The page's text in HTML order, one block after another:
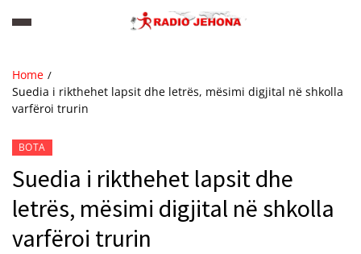
Home
Suedia i rikthehet lapsit dhe letrës, mësimi digjital në shkolla
varfëroi trurin
BOTA
Suedia i rikthehet lapsit dhe
letrës, mësimi digjital në shkolla
varfëroi trurin